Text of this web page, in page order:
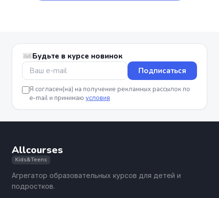
Будьте в курсе новинок
Подписаться
Я согласен(на) на получение рекламных рассылок по
e-mail и принимаю условия
Allcourses
Kids&Teens
Агрегатор образовательных курсов для детей и
подростков.